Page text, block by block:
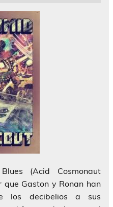
(Acid Cosmonaut
Gaston y Ronan han
los decibelios a sus